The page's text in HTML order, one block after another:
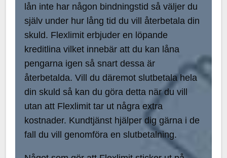
lån inte har någon bindningstid så väljer du
själv under hur lång tid du vill återbetala din
skuld. Flexlimit erbjuder en löpande
kreditlina vilket innebär att du kan låna
pengarna igen så snart dessa är
återbetalda. Vill du däremot slutbetala hela
din skuld så kan du göra detta när du vill
utan att Flexlimit tar ut några extra
kostnader. Kundtjänst hjälper dig gärna i de
fall du vill genomföra en slutbetalning.